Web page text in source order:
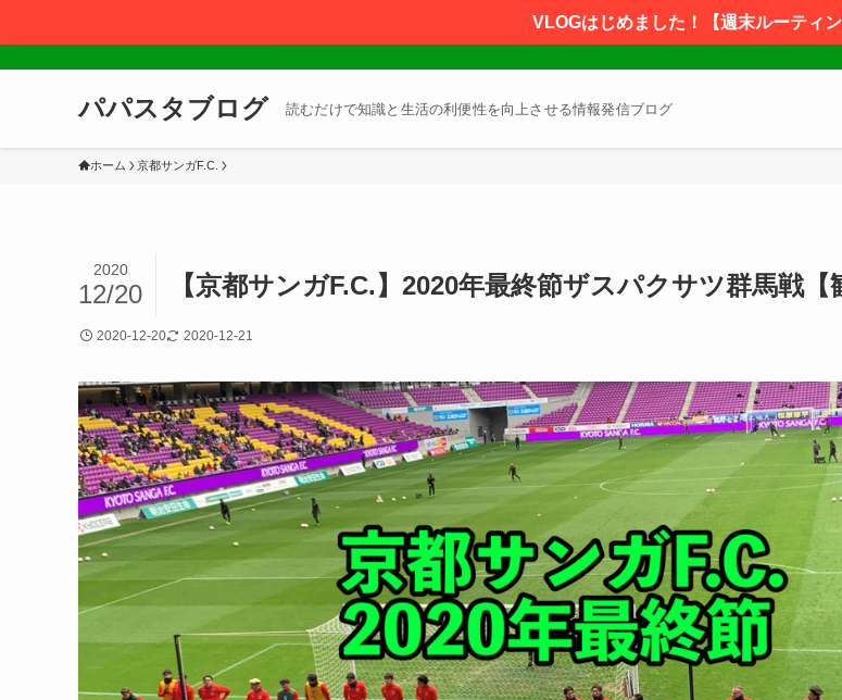
VLOGはじめました！【週末ルーティン
パパスタブログ 読むだけで知識と生活の利便性を向上させる情報発信ブログ
ホーム 京都サンガF.C.
【京都サンガF.C.】2020年最終節ザスパクサツ群馬戦【
2020
12/20
2020-12-20 2020-12-21